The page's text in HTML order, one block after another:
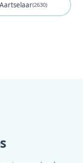
Aartselaar(2630)